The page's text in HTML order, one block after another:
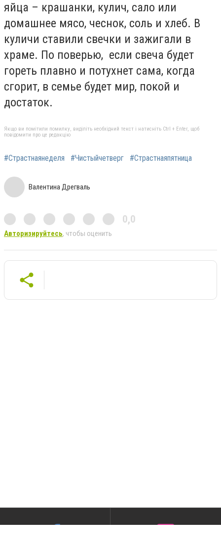
яйца – крашанки, кулич, сало или
домашнее мясо, чеснок, соль и хлеб. В
куличи ставили свечки и зажигали в
храме. По поверью, если свеча будет
гореть плавно и потухнет сама, когда
сгорит, в семье будет мир, покой и
достаток.
Якщо ви помітили помилку, виділіть необхідний текст і натисніть Ctrl + Enter, щоб
повідомити про це редакцію
#Страстнаянеделя #Чистыйчетверг #Страстнаяпятница
Валентина Дрегваль
0,0
Авторизируйтесь, чтобы оценить